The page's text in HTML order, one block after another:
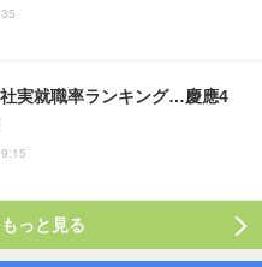
実就職率ランキング…慶應4
っと見る